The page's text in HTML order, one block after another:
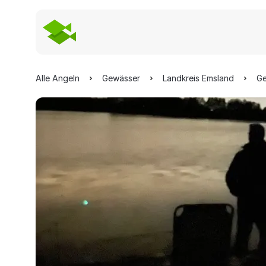
Alle Angeln Gewässer Landkreis Emsland